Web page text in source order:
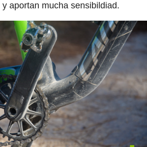
aportan mucha sensibildiad.